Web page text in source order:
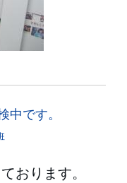
中です。
おります。